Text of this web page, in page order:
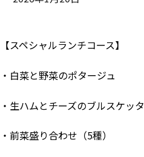
【スペシャルランチコース】
・白菜と野菜のポタージュ
・生ハムとチーズのブルスケッタ
・前菜盛り合わせ（5種）